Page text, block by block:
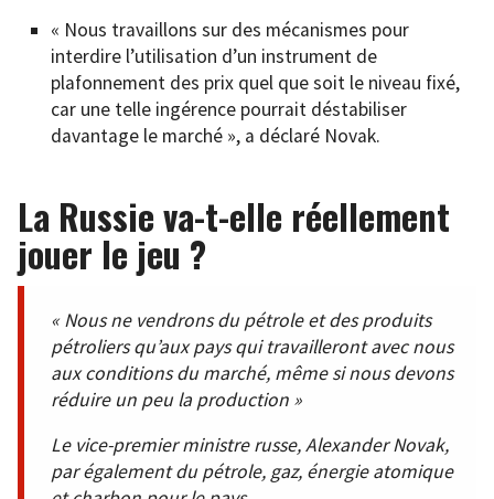
« Nous travaillons sur des mécanismes pour
interdire l’utilisation d’un instrument de
plafonnement des prix quel que soit le niveau fixé,
car une telle ingérence pourrait déstabiliser
davantage le marché », a déclaré Novak.
La Russie va-t-elle réellement
jouer le jeu ?
« Nous ne vendrons du pétrole et des produits
pétroliers qu’aux pays qui travailleront avec nous
aux conditions du marché, même si nous devons
réduire un peu la production »
Le vice-premier ministre russe, Alexander Novak,
par également du pétrole, gaz, énergie atomique